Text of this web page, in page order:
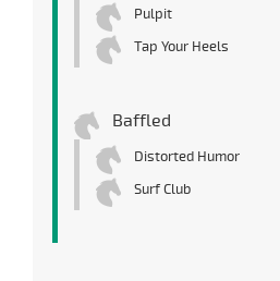
Pulpit
Tap Your Heels
Baffled
Distorted Humor
Surf Club